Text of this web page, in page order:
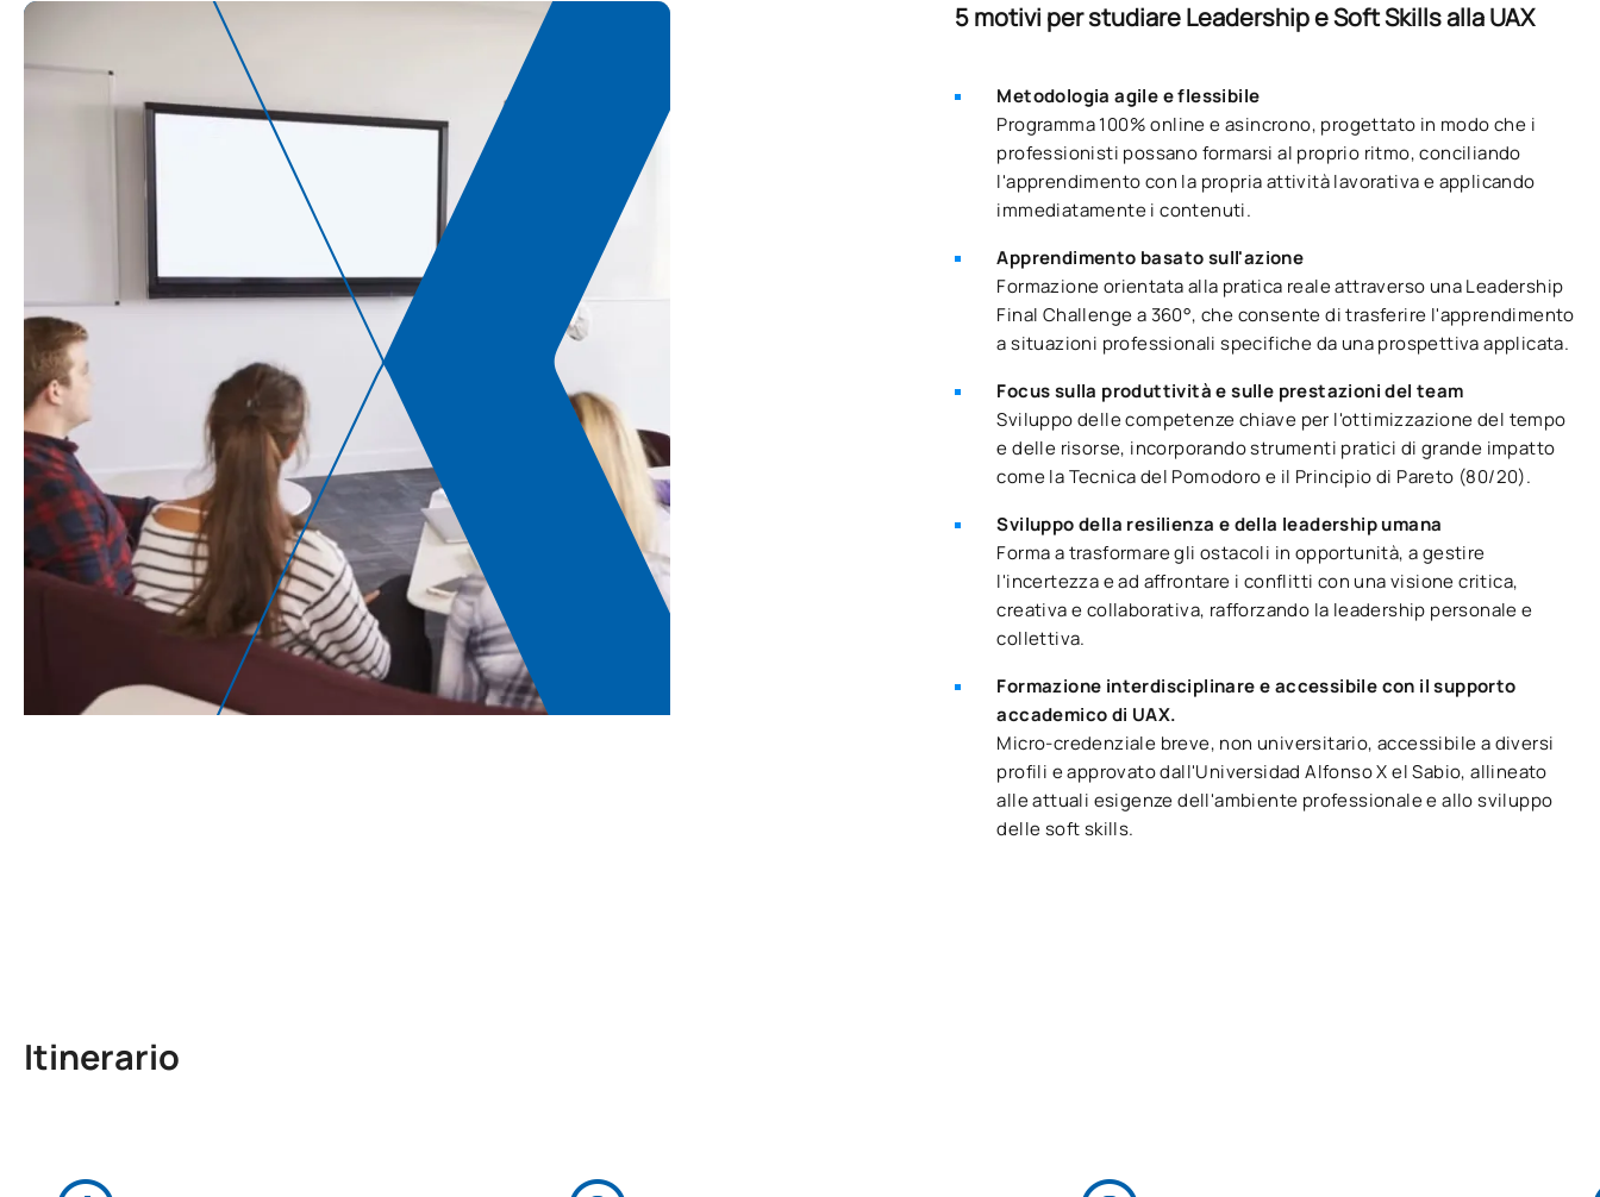
5 motivi per studiare Leadership e Soft Skills alla UAX
Metodologia agile e flessibile
Programma 100% online e asincrono, progettato in modo che i
professionisti possano formarsi al proprio ritmo, conciliando
l'apprendimento con la propria attività lavorativa e applicando
immediatamente i contenuti.
Apprendimento basato sull'azione
Formazione orientata alla pratica reale attraverso una Leadership
Final Challenge a 360°, che consente di trasferire l'apprendimento
a situazioni professionali specifiche da una prospettiva applicata.
Focus sulla produttività e sulle prestazioni del team
Sviluppo delle competenze chiave per l'ottimizzazione del tempo
e delle risorse, incorporando strumenti pratici di grande impatto
come la Tecnica del Pomodoro e il Principio di Pareto (80/20).
Sviluppo della resilienza e della leadership umana
Forma a trasformare gli ostacoli in opportunità, a gestire
l'incertezza e ad affrontare i conflitti con una visione critica,
creativa e collaborativa, rafforzando la leadership personale e
collettiva.
Formazione interdisciplinare e accessibile con il supporto
accademico di UAX.
Micro-credenziale breve, non universitario, accessibile a diversi
profili e approvato dall'Universidad Alfonso X el Sabio, allineato
alle attuali esigenze dell'ambiente professionale e allo sviluppo
delle soft skills.
Itinerario